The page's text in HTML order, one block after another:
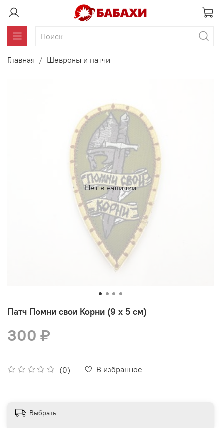
Главная Шевроны и патчи
Нет в наличии
Патч Помни свои Корни (9 х 5 см)
(0) В избранное
300 ₽
Выбрать